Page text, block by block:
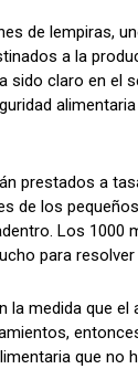
de lempiras,
a la
sido claro en el
prestados a
de los
Los 1000
para resolver
la medida que
que no